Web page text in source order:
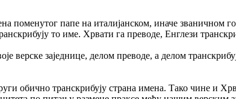
поменутог папе на италијанском, иначе званичном
то име. Хрвати га преводе, Енглези
верске заједнице, делом преводе, а делом
обично транскрибују страна имена. Тако чине и